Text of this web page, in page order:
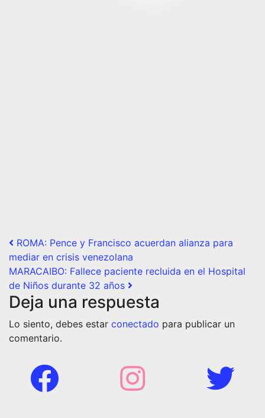
Post navigation
ROMA: Pence y Francisco acuerdan alianza para
mediar en crisis venezolana
MARACAIBO: Fallece paciente recluida en el Hospital
de Niños durante 32 años
Deja una respuesta
Lo siento, debes estar conectado para publicar un
comentario.